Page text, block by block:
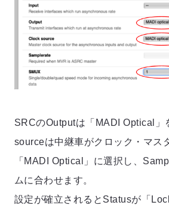
SRCのOutputは「MADI Optical」
sourceは中継車がクロック・マス
「MADI Optical」に選択し、
ムに合わせます。
設定が確立されるとStatusが「